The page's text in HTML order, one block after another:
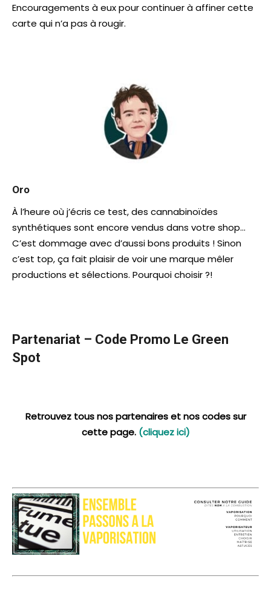
Encouragements à eux pour continuer à affiner cette
carte qui n’a pas à rougir.
Oro
À l’heure où j’écris ce test, des cannabinoïdes
synthétiques sont encore vendus dans votre shop…
C’est dommage avec d’aussi bons produits ! Sinon
c’est top, ça fait plaisir de voir une marque mêler
productions et sélections. Pourquoi choisir ?!
Partenariat – Code Promo Le Green
Spot
Retrouvez tous nos partenaires et nos codes sur
cette page. (cliquez ici)